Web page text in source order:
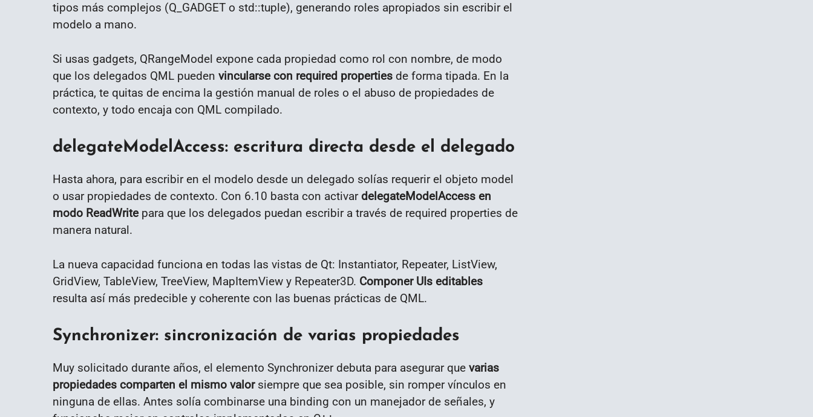
tipos más complejos (Q_GADGET o std::tuple), generando roles apropiados sin escribir el
modelo a mano.
Si usas gadgets, QRangeModel expone cada propiedad como rol con nombre, de modo
que los delegados QML pueden vincularse con required properties de forma tipada. En la
práctica, te quitas de encima la gestión manual de roles o el abuso de propiedades de
contexto, y todo encaja con QML compilado.
delegateModelAccess: escritura directa desde el delegado
Hasta ahora, para escribir en el modelo desde un delegado solías requerir el objeto model
o usar propiedades de contexto. Con 6.10 basta con activar delegateModelAccess en
modo ReadWritepara que los delegados puedan escribir a través de required properties de
manera natural.
La nueva capacidad funciona en todas las vistas de Qt: Instantiator, Repeater, ListView,
GridView, TableView, TreeView, MapItemView y Repeater3D. Componer UIs editables
resulta así más predecible y coherente con las buenas prácticas de QML.
Synchronizer: sincronización de varias propiedades
Muy solicitado durante años, el elemento Synchronizer debuta para asegurar que varias
propiedades comparten el mismo valorsiempre que sea posible, sin romper vínculos en
ninguna de ellas. Antes solía combinarse una binding con un manejador de señales, y